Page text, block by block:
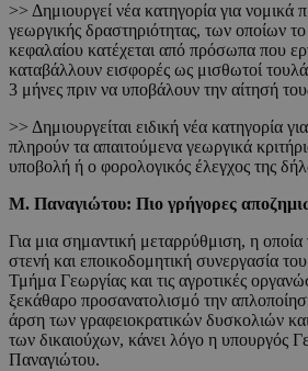
>> Δημιουργεί νέα κατηγορία για νομικά
γεωργικής δραστηριότητας, των οποίων
κεφαλαίου κατέχεται από πρόσωπα που
καταβάλλουν εισφορές ως μισθωτοί
3 μήνες πριν να υποβάλουν την αίτησή
>> Δημιουργείται ειδική νέα κατηγορία
πληρούν τα απαιτούμενα γεωργικά
υποβολή ή ο φορολογικός έλεγχος της
Μ. Παναγιώτου: Πιο γρήγορες
Για μια σημαντική μεταρρύθμιση, η
στενή και εποικοδομητική συνεργασία
Τμήμα Γεωργίας και τις αγροτικές
ξεκάθαρο προσανατολισμό την
άρση των γραφειοκρατικών δυσκολιών
των δικαιούχων, κάνει λόγο η υπουργός
Παναγιώτου.